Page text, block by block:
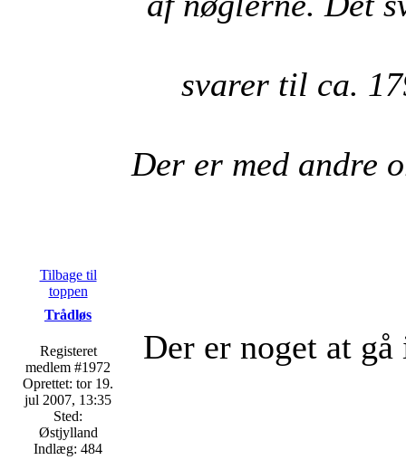
svarer til ca.
Der er med andre
Tilbage til
toppen
Trådløs
Registeret
medlem #1972
Oprettet: tor 19.
jul 2007, 13:35
Sted:
Østjylland
Indlæg: 484
Der er noget at